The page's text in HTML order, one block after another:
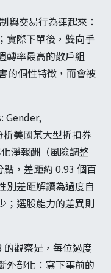
與交易行為連起來：
實際下單後，雙向手
轉率最高的散戶組
的個性特徵，而會被
Gender,
美國某大型折扣券
淨報酬（風險調整
，差距約 0.93 個百
別差距解讀為過度自
；選股能力的差異則
觀察是，每位過度
外部化：寫下事前的